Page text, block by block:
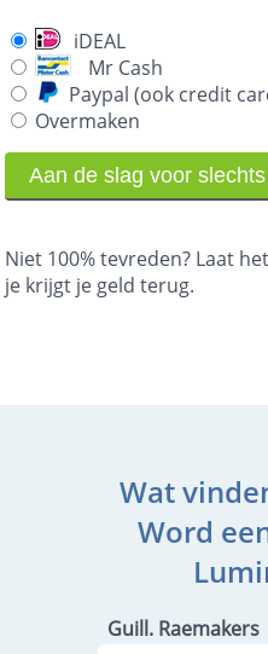
iDEAL
Mr Cash
Paypal (ook credit
Overmaken
Niet 100% tevreden? Laat
je krijgt je geld terug.
Wat
Word
Guill. Raemakers